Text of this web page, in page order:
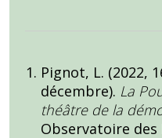
Pignot, L. (2022,
décembre). La
théâtre de la
Observatoire